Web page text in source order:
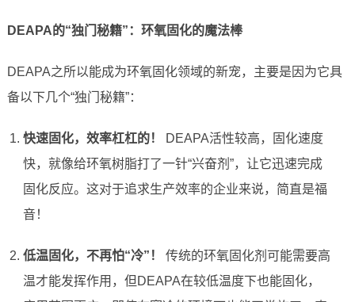
DEAPA的“独门秘籍”：环氧固化的魔法棒
DEAPA之所以能成为环氧固化领域的新宠，主要是因为它具
备以下几个“独门秘籍”：
快速固化，效率杠杠的！
DEAPA活性较高，固化速度
快，就像给环氧树脂打了一针“兴奋剂”，让它迅速完成
固化反应。这对于追求生产效率的企业来说，简直是福
音！
低温固化，不再怕“冷”！
传统的环氧固化剂可能需要高
温才能发挥作用，但DEAPA在较低温度下也能固化，